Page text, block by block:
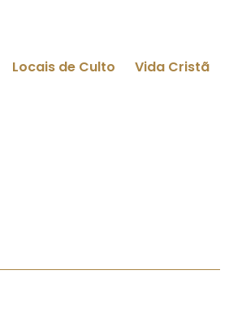
Locais de Culto Vida Cristã